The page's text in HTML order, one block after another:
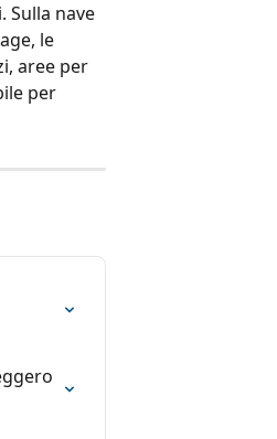
Sulla nave
le
aree per
per